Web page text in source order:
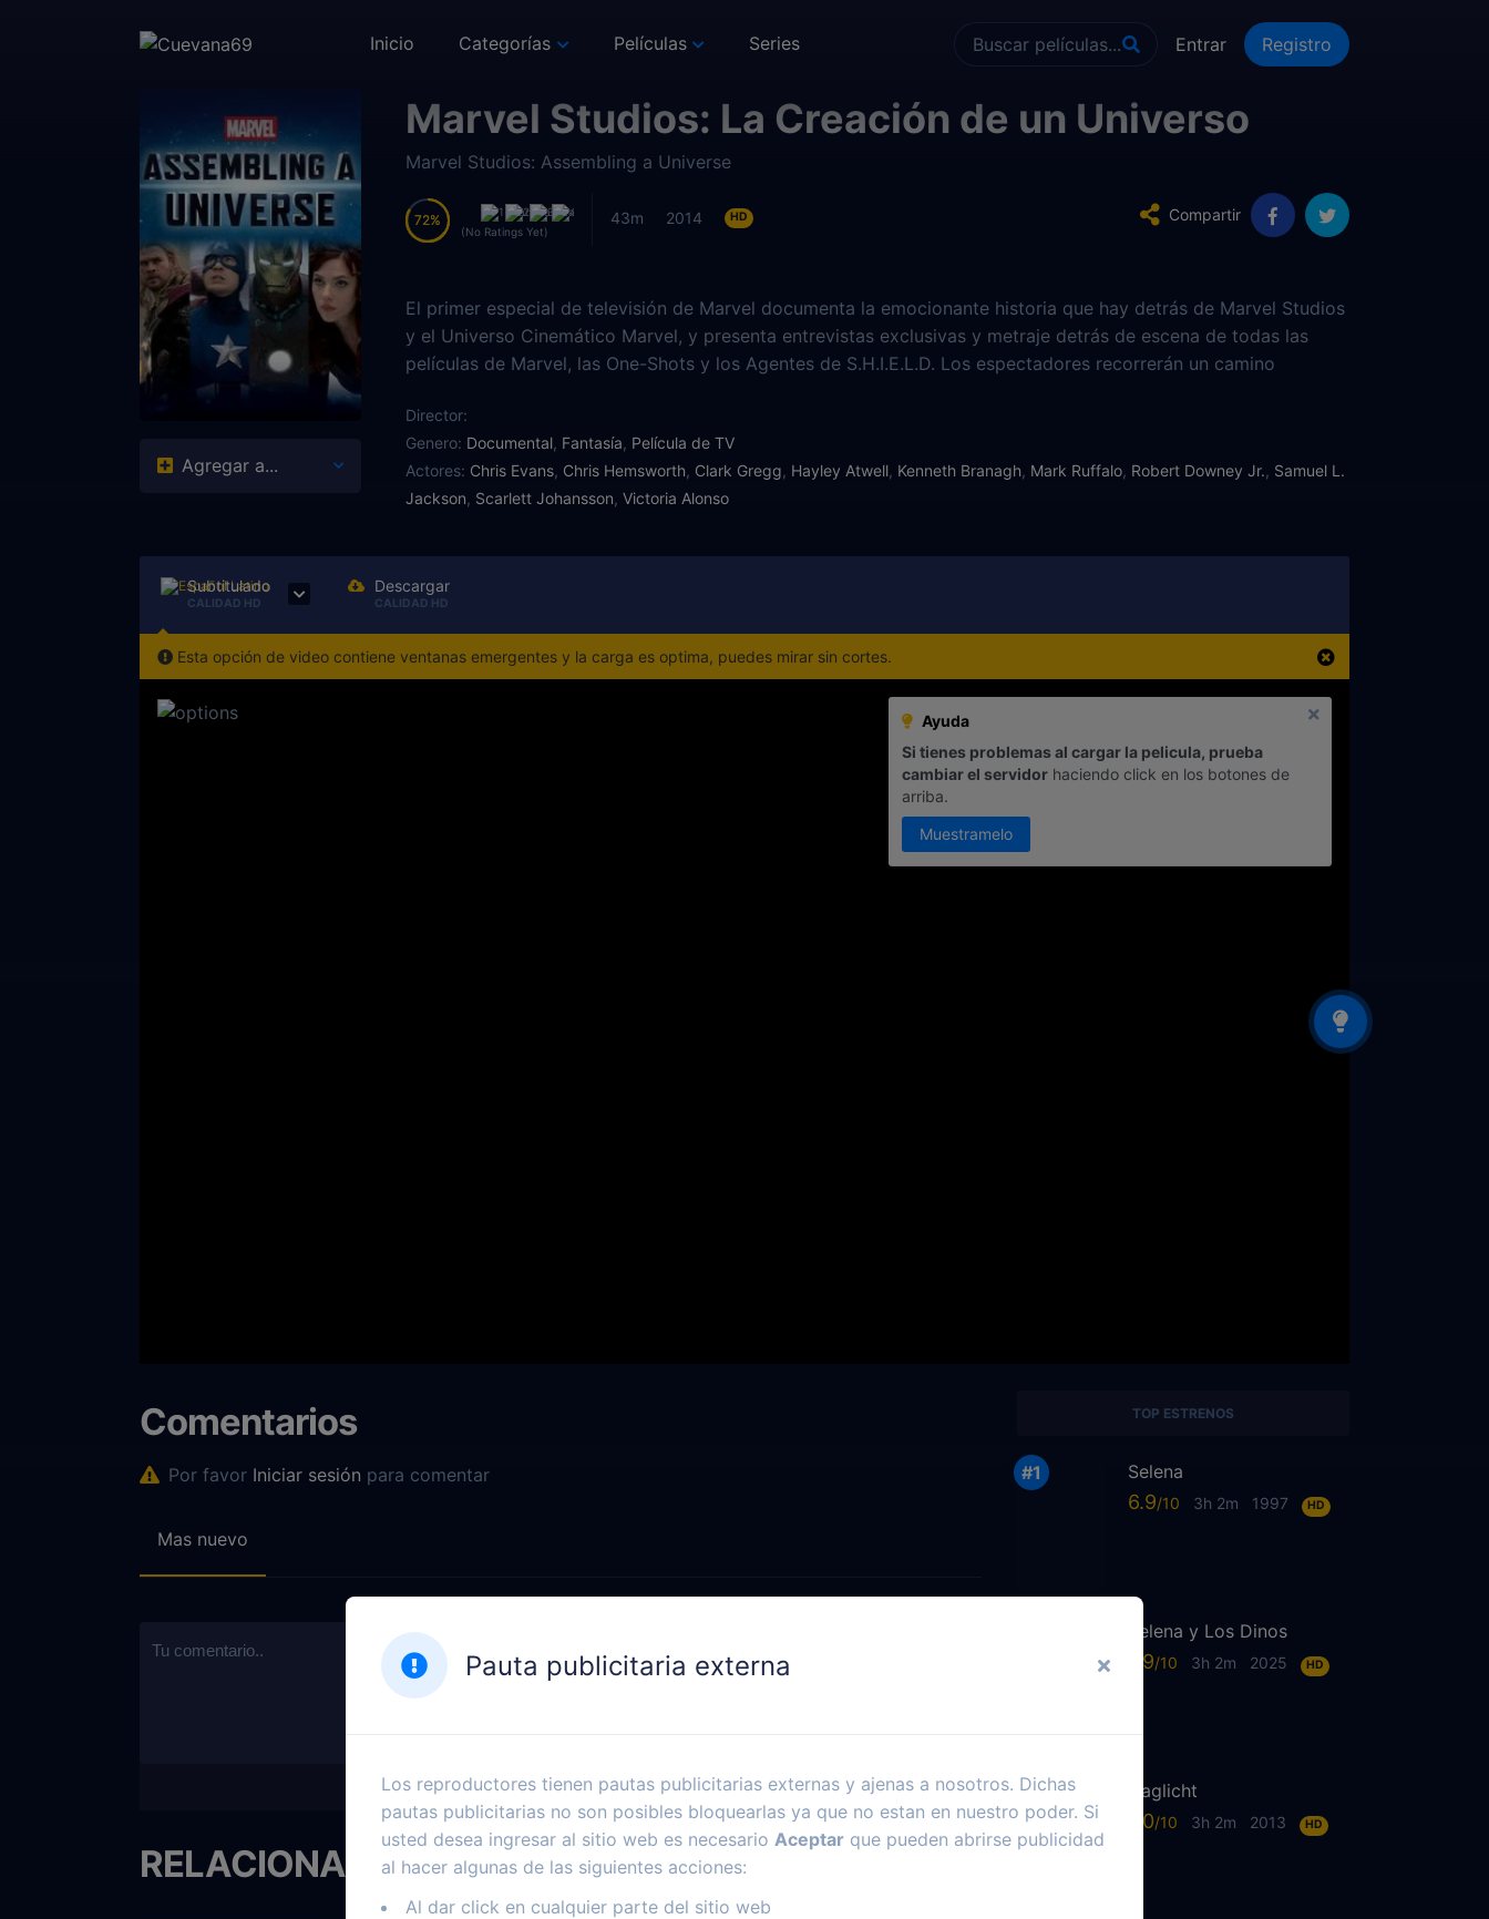
Entrar Registro
Inicio Categorías Películas Series
Agregar a...
Marvel Studios: La Creación de un Universo
Marvel Studios: Assembling a Universe
72
72
(No Ratings Yet)
43m 2014 HD Compartir
El primer especial de televisión de Marvel documenta la emocionante historia que hay detrás de Marvel Studios
y el Universo Cinemático Marvel, y presenta entrevistas exclusivas y metraje detrás de escena de todas las
películas de Marvel, las One-Shots y los Agentes de S.H.I.E.L.D. Los espectadores recorrerán un camino
S.H.I.E.L.D. de Marvel, nuevo metraje de futuros lanzamientos de Estudios Marvel, el Capitán América, el
Soldado de Invierno y los Guardianes de la Galaxia, y un primer vistazo, como estreno mundial, a los
Vengadores de Marvel: la era de Ultron.
Director:
Genero: Documental Fantasía Película de TV
Actores: Chris Evans Chris Hemsworth Clark Gregg Hayley Atwell Kenneth Branagh Mark Ruffalo Robert Downey Jr. Samuel L.
Jackson Scarlett Johansson Victoria Alonso
Subtitulado
CALIDAD HD
Descargar
CALIDAD HD
Esta opción de video contiene ventanas emergentes y la carga es optima, puedes mirar sin cortes.
Ayuda
Si tienes problemas al cargar la pelicula, prueba
cambiar el servidor haciendo click en los botones de
arriba.
Muestramelo
Comentarios
Por favor Iniciar sesión para comentar
Mas nuevo
RELACIONADOS
TOP ESTRENOS
Selena
6.9 3h 2m 1997 HD
Selena y Los Dinos
7.9 3h 2m 2025 HD
Daglicht
7.0 3h 2m 2013 HD
Pauta publicitaria externa
Los reproductores tienen pautas publicitarias externas y ajenas a nosotros. Dichas
pautas publicitarias no son posibles bloquearlas ya que no estan en nuestro poder. Si
usted desea ingresar al sitio web es necesario Aceptar que pueden abrirse publicidad
al hacer algunas de las siguientes acciones:
Al dar click en cualquier parte del sitio web